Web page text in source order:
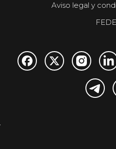
Aviso legal y